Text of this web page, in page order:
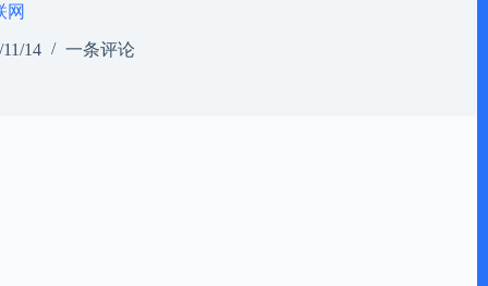
网
14 一条评论